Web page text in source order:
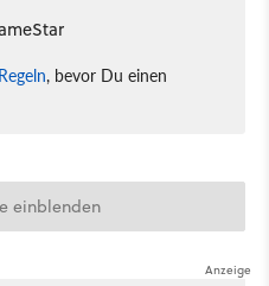
, bevor Du einen
einblenden